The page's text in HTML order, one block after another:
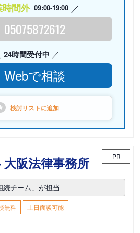
間外 09:00-19:00
05075872612
24時間受付中
Webで相談
検討リストに追加
阪法律事務所 PR
チーム」が担当
無料
土日面談可能